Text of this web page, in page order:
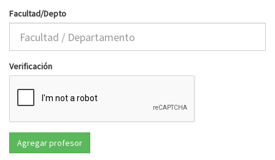
Facultad/Depto
Verificación